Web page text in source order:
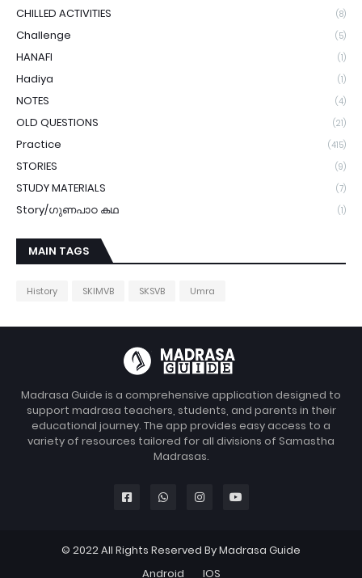
CHILLED ACTIVITIES (8)
Challenge (5)
HANAFI (1)
Hadiya (1)
NOTES (4)
OLD QUESTIONS (21)
Practice (415)
STORIES (9)
STUDY MATERIALS (7)
Story/ഗുണപാഠ കഥ (1)
MAIN TAGS
History SKIMVB SKSVB Umra
Madrasa Guide is a comprehensive application designed to
support madrasa teachers, students, and parents in their
educational journey. The app provides easy access to a
variety of resources tailored for all divisions of Samastha
Madrasas.
© 2022 All Rights Reserved By Madrasa Guide
Android
IOS